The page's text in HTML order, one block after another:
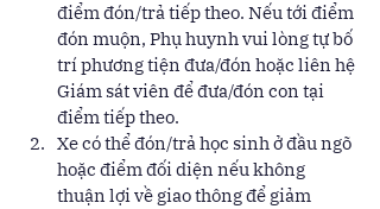
điểm đón/trả tiếp theo. Nếu tới điểm
đón muộn, Phụ huynh vui lòng tự bố
trí phương tiện đưa/đón hoặc liên hệ
Giám sát viên để đưa/đón con tại
điểm tiếp theo.
Xe có thể đón/trả học sinh ở đầu ngõ
hoặc điểm đối diện nếu không
thuận lợi về giao thông để giảm